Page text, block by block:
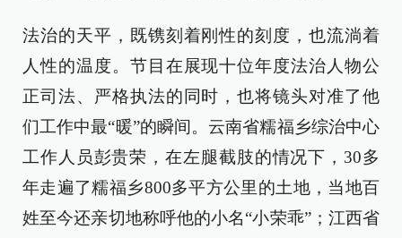
法治的天平，既镌刻着刚性的刻度，也流淌着
人性的温度。节目在展现十位年度法治人物公
正司法、严格执法的同时，也将镜头对准了他
们工作中最“暖”的瞬间。云南省糯福乡综治中心
工作人员彭贵荣，在左腿截肢的情况下，30多
年走遍了糯福乡800多平方公里的土地，当地百
姓至今还亲切地称呼他的小名“小荣乖”；江西省